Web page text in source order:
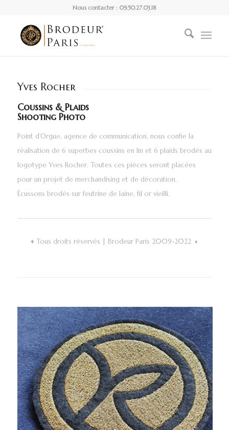
Nous contacter : 09.50.27.03.18
Yves Rocher
Coussins & Plaids
Shooting Photo
Point d’Orgue, agence de communication, nous confie la
réalisation de 6 superbes coussins en lin et 6 plaids brodés au
logotype Yves Rocher. Toutes ces pièces seront placées
pour un projet de merchandising et de décoration.
Écussons brodés sur feutrine de laine, fil or vieilli.
♦ Tous droits réservés | Brodeur Paris 2009-2022 ♦